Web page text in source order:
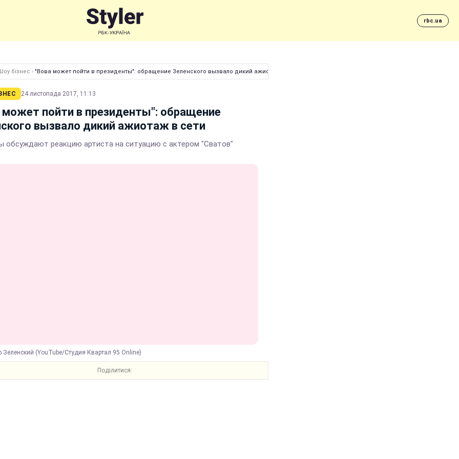
rbc.ua
бізнес › "Вова может пойти в президенты": обращение Зеленского вызвало дикий ажиотаж в сети
24 листопада 2017, 11:13
может пойти в президенты": обращение
вызвало дикий ажиотаж в сети
обсуждают реакцию артиста на ситуацию с актером "Сватов"
Зеленский (YouTube/Студия Квартал 95 Online)
Поділитися: